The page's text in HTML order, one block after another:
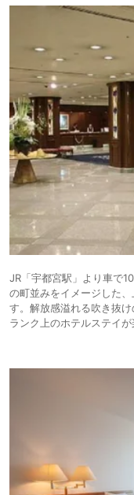
JR「宇都宮駅」より車で
の町並みをイメージした
す。解放感溢れる吹き抜
ランク上のホテルステイが